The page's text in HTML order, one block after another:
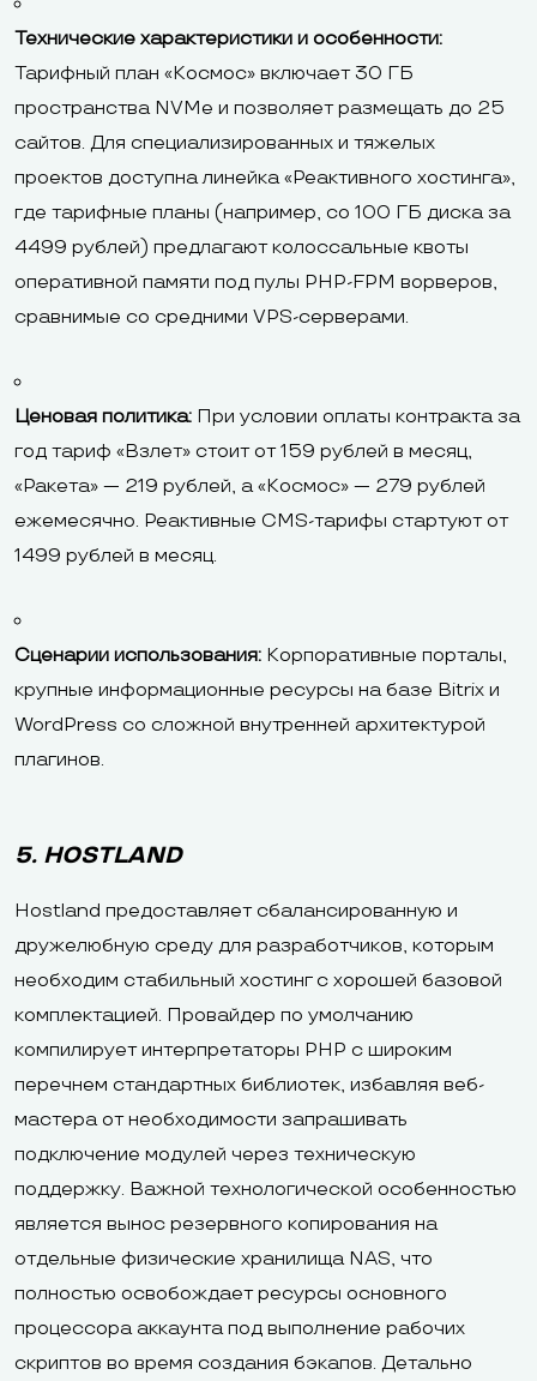
Технические характеристики и особенности:
Тарифный план «Космос» включает 30 ГБ
пространства NVMe и позволяет размещать до 25
сайтов. Для специализированных и тяжелых
проектов доступна линейка «Реактивного хостинга»,
где тарифные планы (например, со 100 ГБ диска за
4499 рублей) предлагают колоссальные квоты
оперативной памяти под пулы PHP-FPM ворверов,
сравнимые со средними VPS-серверами.
Ценовая политика: При условии оплаты контракта за
год тариф «Взлет» стоит от 159 рублей в месяц,
«Ракета» — 219 рублей, а «Космос» — 279 рублей
ежемесячно. Реактивные CMS-тарифы стартуют от
1499 рублей в месяц.
Сценарии использования: Корпоративные порталы,
крупные информационные ресурсы на базе Bitrix и
WordPress со сложной внутренней архитектурой
плагинов.
5. HOSTLAND
Hostland предоставляет сбалансированную и
дружелюбную среду для разработчиков, которым
необходим стабильный хостинг с хорошей базовой
комплектацией. Провайдер по умолчанию
компилирует интерпретаторы PHP с широким
перечнем стандартных библиотек, избавляя веб-
мастера от необходимости запрашивать
подключение модулей через техническую
поддержку. Важной технологической особенностью
является вынос резервного копирования на
отдельные физические хранилища NAS, что
полностью освобождает ресурсы основного
процессора аккаунта под выполнение рабочих
скриптов во время создания бэкапов. Детально